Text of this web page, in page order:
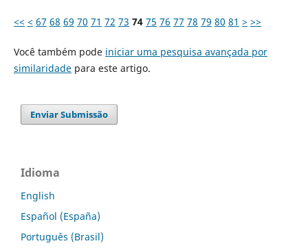
<< < 67 68 69 70 71 72 73 74 75 76 77 78 79 80 81 > >>
Você também pode iniciar uma pesquisa avançada por
similaridadepara este artigo.
Enviar Submissão
Idioma
English
Español (España)
Português (Brasil)